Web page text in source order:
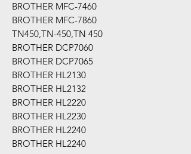
BROTHER MFC-7460
BROTHER MFC-7860
TN450,TN-450,TN 450
BROTHER DCP7060
BROTHER DCP7065
BROTHER HL2130
BROTHER HL2132
BROTHER HL2220
BROTHER HL2230
BROTHER HL2240
BROTHER HL2240